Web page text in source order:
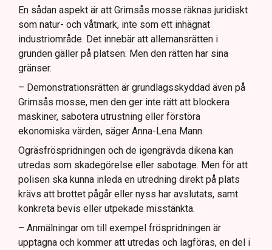
En sådan aspekt är att Grimsås mosse räknas juridiskt
som natur- och våtmark, inte som ett inhägnat
industriområde. Det innebär att allemansrätten i
grunden gäller på platsen. Men den rätten har sina
gränser.
– Demonstrationsrätten är grundlagsskyddad även på
Grimsås mosse, men den ger inte rätt att blockera
maskiner, sabotera utrustning eller förstöra
ekonomiska värden, säger Anna-Lena Mann.
Ogräsfröspridningen och de igengrävda dikena kan
utredas som skadegörelse eller sabotage. Men för att
polisen ska kunna inleda en utredning direkt på plats
krävs att brottet pågår eller nyss har avslutats, samt
konkreta bevis eller utpekade misstänkta.
– Anmälningar om till exempel fröspridningen är
upptagna och kommer att utredas och lagföras, en del i